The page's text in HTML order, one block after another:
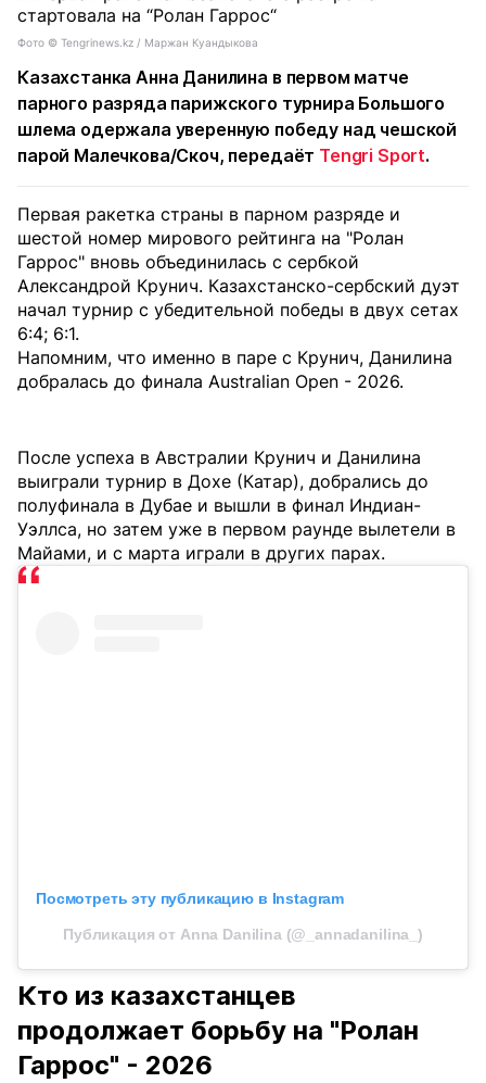
Фото © Tengrinews.kz / Маржан Куандыкова
Казахстанка Анна Данилина в первом матче
парного разряда парижского турнира Большого
шлема одержала уверенную победу над чешской
парой Малечкова/Скоч, передаёт Tengri Sport.
Первая ракетка страны в парном разряде и
шестой номер мирового рейтинга на "Ролан
Гаррос" вновь объединилась с сербкой
Александрой Крунич. Казахстанско-сербский дуэт
начал турнир с убедительной победы в двух сетах
6:4; 6:1.
Напомним, что именно в паре с Крунич, Данилина
добралась до финала Australian Open - 2026.
После успеха в Австралии Крунич и Данилина
выиграли турнир в Дохе (Катар), добрались до
полуфинала в Дубае и вышли в финал Индиан-
Уэллса, но затем уже в первом раунде вылетели в
Майами, и с марта играли в других парах.
Посмотреть эту публикацию в Instagram
Публикация от Anna Danilina (@_annadanilina_)
Кто из казахстанцев
продолжает борьбу на "Ролан
Гаррос" - 2026